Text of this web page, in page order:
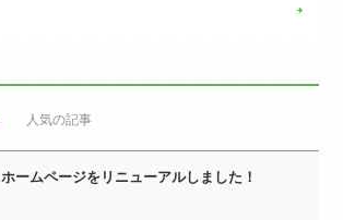
人気の記事
ホームページをリニューアルしました！